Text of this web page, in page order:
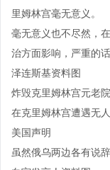
里姆林宫毫无意义。
毫无意义也不尽然，
治方面影响，严重的
泽连斯基资料图
炸毁克里姆林宫元老
在克里姆林宫遭遇无
美国声明
虽然俄乌两边各有说